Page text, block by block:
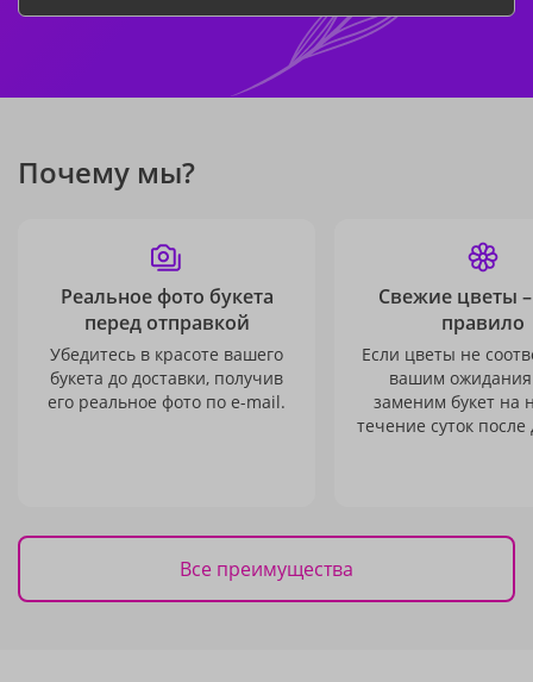
Почему мы?
Реальное фото букета
перед отправкой
Убедитесь в красоте вашего
букета до доставки, получив
его реальное фото по e-mail.
Свежие цветы
правило
Если цветы не
вашим
заменим букет на
течение суток после
Все преимущества